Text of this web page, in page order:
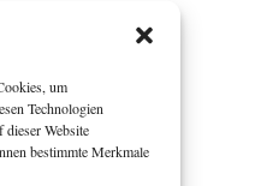
um
Technologien
Website
bestimmte Merkmale